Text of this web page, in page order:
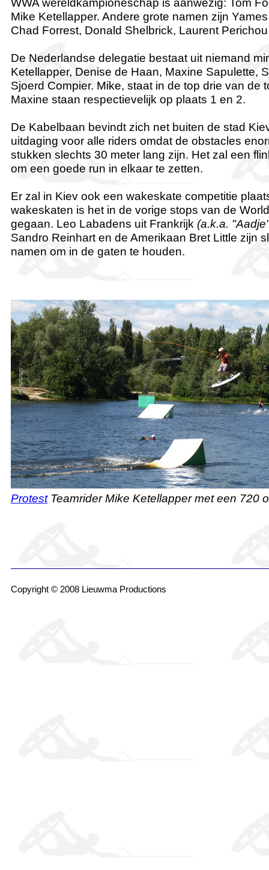
Mike Ketellapper. Andere grote namen zijn
Chad Forrest, Donald Shelbrick, Laurent
De Nederlandse delegatie bestaat uit niemand
Ketellapper, Denise de Haan, Maxine Sapulette,
Sjoerd Compier. Mike, staat in de top drie van de
Maxine staan respectievelijk op plaats 1 en 2.
De Kabelbaan bevindt zich net buiten de stad
uitdaging voor alle riders omdat de obstacles
stukken slechts 30 meter lang zijn. Het zal een
om een goede run in elkaar te zetten.
Er zal in Kiev ook een wakeskate competitie
wakeskaten is het in de vorige stops van de
gegaan. Leo Labadens uit Frankrijk (a.k.a.
Sandro Reinhart en de Amerikaan Bret Little zijn
namen om in de gaten te houden.
ProtestTeamrider Mike Ketellapper met een 720
Copyright © 2008 Lieuwma Productions